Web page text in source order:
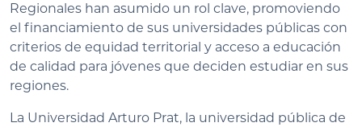
Regionales han asumido un rol clave, promoviendo
el financiamiento de sus universidades públicas con
criterios de equidad territorial y acceso a educación
de calidad para jóvenes que deciden estudiar en sus
regiones.
La Universidad Arturo Prat, la universidad pública de